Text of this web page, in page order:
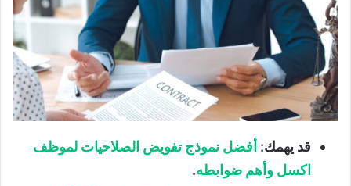
قد يهمك: أفضل نموذج تفويض الصلاحيات لموظف
اكسل وأهم ضوابطه.